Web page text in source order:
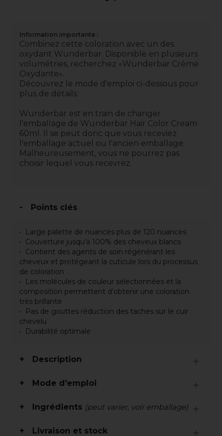
Information importante :
Combinez cette coloration avec un des
oxydant Wunderbar. Disponible en plusieurs
volumétries, recherchez «Wunderbar Crème
Oxydante».
Découvrez le mode d'emploi ci-dessous pour
plus de détails
Wunderbar est en train de changer
l'emballage de Wunderbar Hair Color Cream
60ml. Il se peut donc que vous receviez
l'emballage actuel ou l'ancien emballage.
Malheureusement, vous ne pourrez pas
choisir lequel vous recevrez.
Points clés
Large palette de nuances plus de 120 nuances
Couverture jusqu'à 100% des cheveux blancs
Contient des agents de soin régénérant les
cheveux et protégeant la cuticule lors du processus
de coloration
Les molécules de couleur sélectionnées et la
composition permettent d'obtenir une coloration
très brillante
Pas de gouttes réduction des taches sur le cuir
chevelu
Durabilité optimale
Description
Mode d'emploi
Ingrédients (peut varier, voir emballage)
Livraison et stock